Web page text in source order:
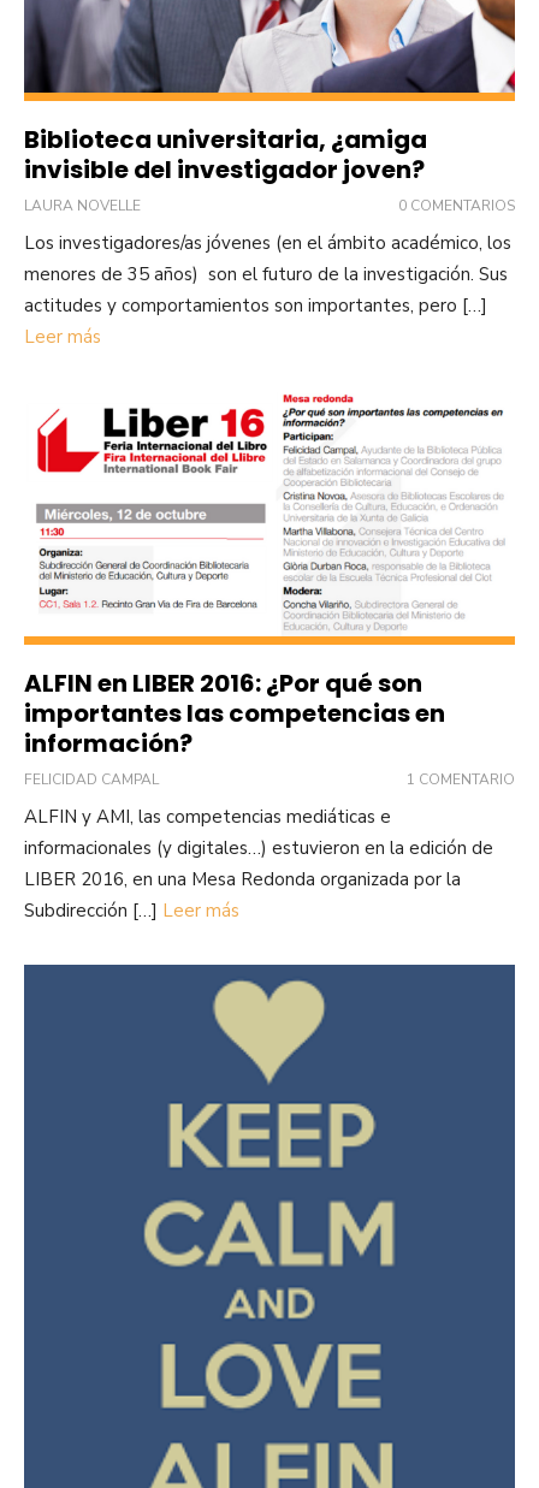
Biblioteca universitaria, ¿amiga
invisible del investigador joven?
LAURA NOVELLE 0 COMENTARIOS
Los investigadores/as jóvenes (en el ámbito académico, los
menores de 35 años) son el futuro de la investigación. Sus
actitudes y comportamientos son importantes, pero […]
Leer más
ALFIN en LIBER 2016: ¿Por qué son
importantes las competencias en
información?
FELICIDAD CAMPAL 1 COMENTARIO
ALFIN y AMI, las competencias mediáticas e
informacionales (y digitales…) estuvieron en la edición de
LIBER 2016, en una Mesa Redonda organizada por la
Subdirección […] Leer más